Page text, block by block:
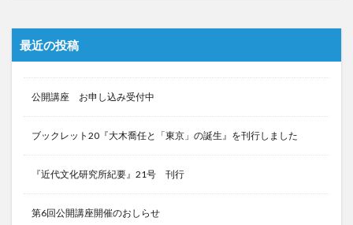
最近の投稿
公開講座 お申し込み受付中
ブックレット20『大木喬任と「東京」の誕生』を刊行しました
『近代文化研究所紀要』21号 刊行
第6回公開講座開催のおしらせ